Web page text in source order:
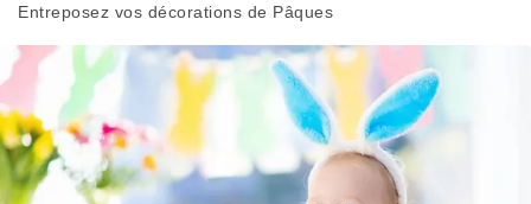
Entreposez vos décorations de Pâques